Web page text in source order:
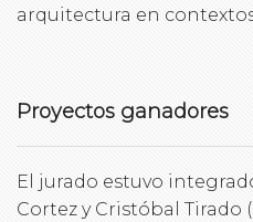
arquitectura en
Proyectos ganadores
El jurado estuvo
Cortez y Cristóbal Tirado